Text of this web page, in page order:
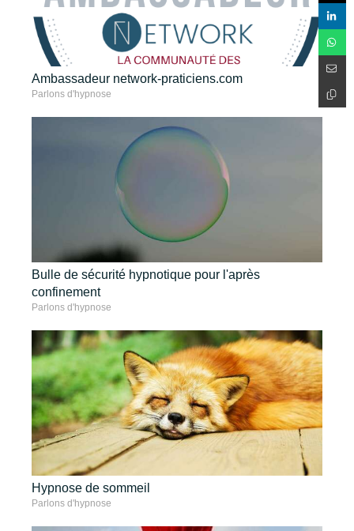
Ambassadeur network-praticiens.com
Parlons d'hypnose
Bulle de sécurité hypnotique pour l'après
confinement
Parlons d'hypnose
Hypnose de sommeil
Parlons d'hypnose